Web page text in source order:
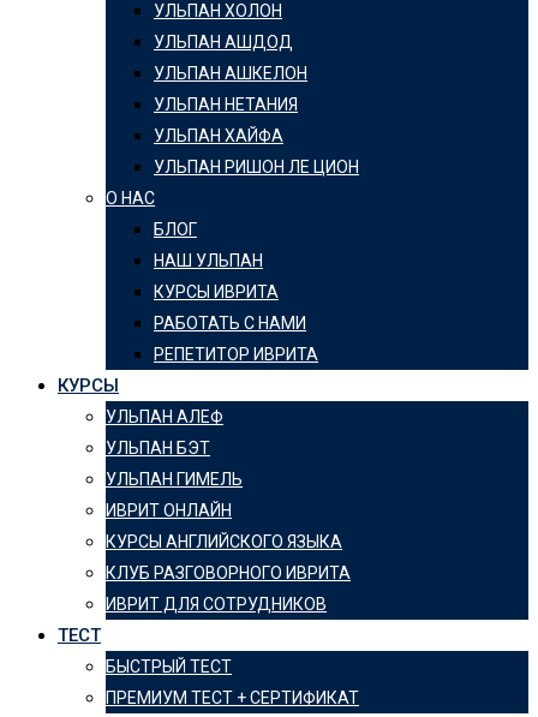
УЛЬПАН ХОЛОН
УЛЬПАН АШДОД
УЛЬПАН АШКЕЛОН
УЛЬПАН НЕТАНИЯ
УЛЬПАН ХАЙФА
УЛЬПАН РИШОН ЛЕ ЦИОН
О НАС
БЛОГ
НАШ УЛЬПАН
КУРСЫ ИВРИТА
РАБОТАТЬ С НАМИ
РЕПЕТИТОР ИВРИТА
КУРСЫ
УЛЬПАН АЛЕФ
УЛЬПАН БЭТ
УЛЬПАН ГИМЕЛЬ
ИВРИТ ОНЛАЙН
КУРСЫ АНГЛИЙСКОГО ЯЗЫКА
КЛУБ РАЗГОВОРНОГО ИВРИТА
ИВРИТ ДЛЯ СОТРУДНИКОВ
ТЕСТ
БЫСТРЫЙ ТЕСТ
ПРЕМИУМ ТЕСТ + СЕРТИФИКАТ